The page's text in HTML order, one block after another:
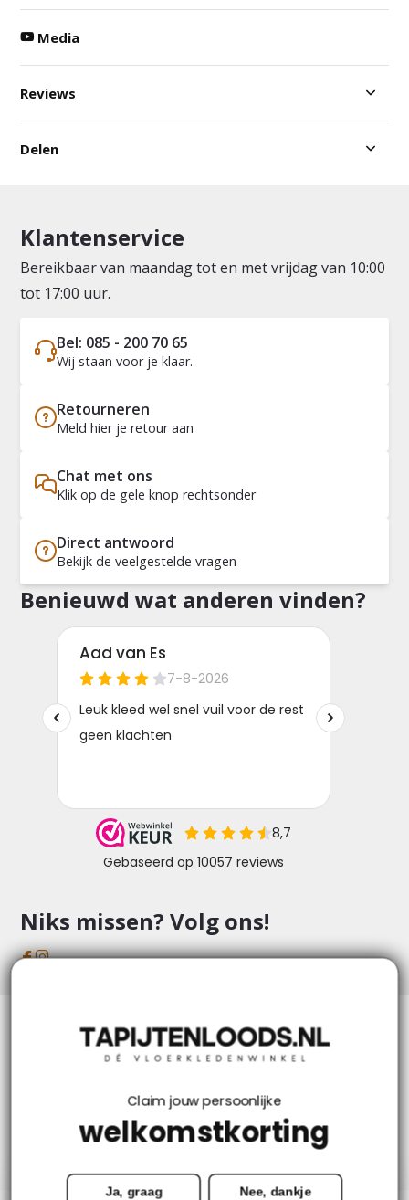
Media
Reviews
Delen
Klantenservice
Bereikbaar van maandag tot en met vrijdag van 10:00
tot 17:00 uur.
Bel: 085 - 200 70 65
Wij staan voor je klaar.
Retourneren
Meld hier je retour aan
Chat met ons
Klik op de gele knop rechtsonder
Direct antwoord
Bekijk de veelgestelde vragen
Benieuwd wat anderen vinden?
Niks missen? Volg ons!
Klantenservice
Categorieën
Claim jouw persoonlijke
welkomstkorting
Ja, graag Nee, dankje